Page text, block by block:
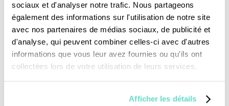
sociaux et d'analyser notre trafic. Nous partageons
également des informations sur l'utilisation de notre site
avec nos partenaires de médias sociaux, de publicité et
d'analyse, qui peuvent combiner celles-ci avec d'autres
informations que vous leur avez fournies ou qu'ils ont
collectées lors de votre utilisation de leurs services.
Afficher les détails
Je fais un don
Revoir la messe du 09 août 2026